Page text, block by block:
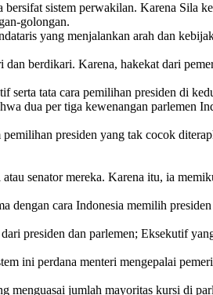
sistem perwakilan. Karena Sila
golongan.
yang menjalankan arah dan
berdikari. Karena, hakekat dari
tata cara pemilihan presiden di
dua per tiga kewenangan parlemen
presiden yang tak cocok
senator mereka. Karena itu, ia
dengan cara Indonesia memilih
presiden dan parlemen; Eksekutif
ini perdana menteri mengepalai
menguasai jumlah mayoritas kursi di